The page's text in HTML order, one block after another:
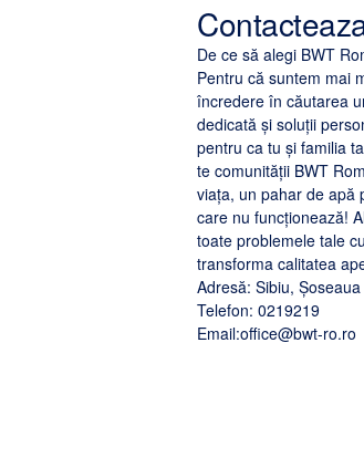
De ce să alegi BWT
Pentru că suntem mai
încredere în căutarea
dedicată și soluții
pentru ca tu și familia
te comunității BWT
viața, un pahar de apă
care nu funcționează!
toate problemele tale
transforma calitatea
Adresă: Sibiu,
Telefon: 0219219
Email:office@bwt-ro.ro